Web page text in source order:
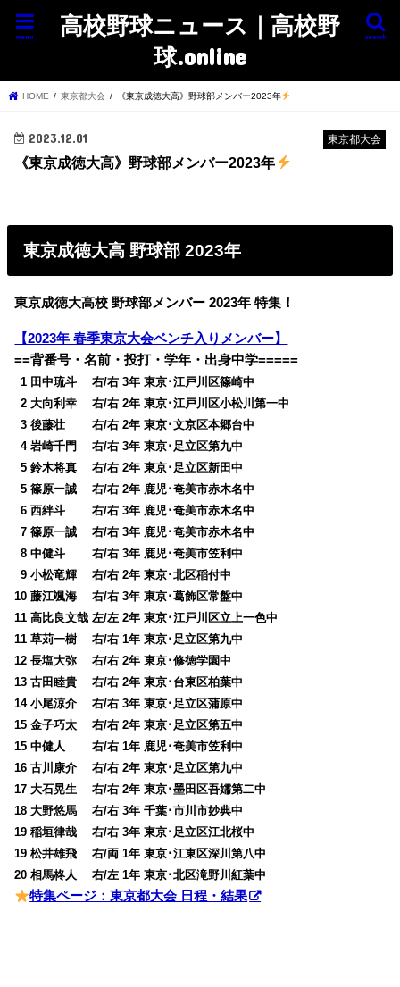
高校野球ニュース｜高校野
球.online
search
menu
HOME 東京都大会 《東京成徳大高》野球部メンバー2023年
東京都大会
2023.12.01
《東京成徳大高》野球部メンバー2023年
東京成徳大高 野球部 2023年
東京成徳大高校 野球部メンバー 2023年 特集！
【2023年 春季東京大会ベンチ入りメンバー】
==背番号・名前・投打・学年・出身中学=====
01 田中琉斗 右/右 3年 東京･江戸川区篠崎中
02 大向利幸 右/右 2年 東京･江戸川区小松川第一中
03 後藤壮 右/右 2年 東京･文京区本郷台中
04 岩崎千門 右/右 3年 東京･足立区第九中
05 鈴木将真 右/右 2年 東京･足立区新田中
05 篠原ー誠 右/右 2年 鹿児･奄美市赤木名中
06 西絆斗 右/右 3年 鹿児･奄美市赤木名中
07 篠原一誠 右/右 3年 鹿児･奄美市赤木名中
08 中健斗 右/右 3年 鹿児･奄美市笠利中
09 小松竜輝 右/右 2年 東京･北区稲付中
10 藤江颯海 右/右 3年 東京･葛飾区常盤中
11 高比良文哉 左/左 2年 東京･江戸川区立上一色中
11 草苅一樹 右/右 1年 東京･足立区第九中
12 長塩大弥 右/右 2年 東京･修徳学園中
13 古田睦貴 右/右 2年 東京･台東区柏葉中
14 小尾涼介 右/右 3年 東京･足立区蒲原中
15 金子巧太 右/右 2年 東京･足立区第五中
15 中健人 右/右 1年 鹿児･奄美市笠利中
16 古川康介 右/右 2年 東京･足立区第九中
17 大石晃生 右/右 2年 東京･墨田区吾嬬第二中
18 大野悠馬 右/右 3年 千葉･市川市妙典中
19 稲垣律哉 右/右 3年 東京･足立区江北桜中
19 松井雄飛 右/両 1年 東京･江東区深川第八中
20 相馬柊人 右/左 1年 東京･北区滝野川紅葉中
特集ページ：東京都大会 日程・結果